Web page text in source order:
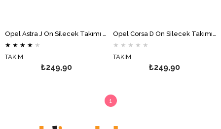
Opel Astra J Ön Silecek Takımı Muz MAXTEL
★ ★ ★ ★ ★
TAKIM
₺249,90
Opel Corsa D Ön Silecek Takımı Muz MAXTEL
★ ★ ★ ★ ★
TAKIM
₺249,90
1